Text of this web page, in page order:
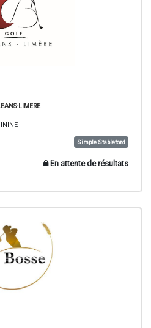
LIMERE
Simple Stableford
En attente de résultats